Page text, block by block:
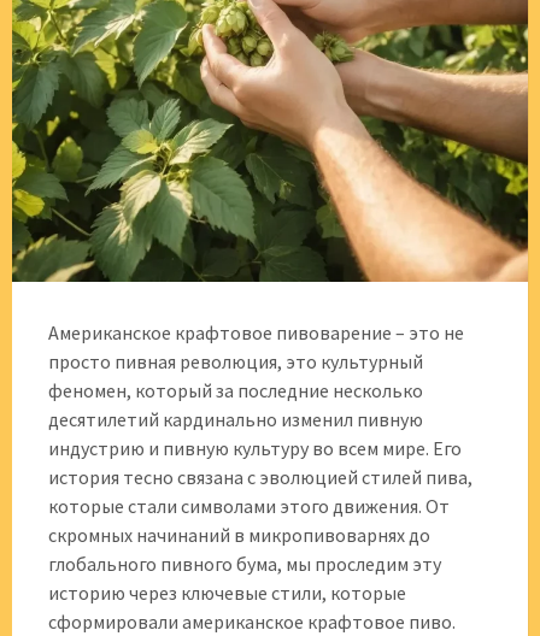
Американское крафтовое пивоварение – это не
просто пивная революция, это культурный
феномен, который за последние несколько
десятилетий кардинально изменил пивную
индустрию и пивную культуру во всем мире. Его
история тесно связана с эволюцией стилей пива,
которые стали символами этого движения. От
скромных начинаний в микропивоварнях до
глобального пивного бума, мы проследим эту
историю через ключевые стили, которые
сформировали американское крафтовое пиво.